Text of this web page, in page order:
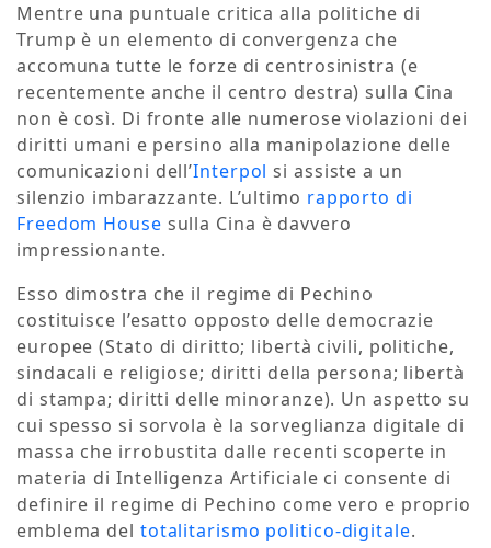
Mentre una puntuale critica alla politiche di
Trump è un elemento di convergenza che
accomuna tutte le forze di centrosinistra (e
recentemente anche il centro destra) sulla Cina
non è così. Di fronte alle numerose violazioni dei
diritti umani e persino alla manipolazione delle
comunicazioni dell’Interpol si assiste a un
silenzio imbarazzante. L’ultimo rapporto di
Freedom House sulla Cina è davvero
impressionante.
Esso dimostra che il regime di Pechino
costituisce l’esatto opposto delle democrazie
europee (Stato di diritto; libertà civili, politiche,
sindacali e religiose; diritti della persona; libertà
di stampa; diritti delle minoranze). Un aspetto su
cui spesso si sorvola è la sorveglianza digitale di
massa che irrobustita dalle recenti scoperte in
materia di Intelligenza Artificiale ci consente di
definire il regime di Pechino come vero e proprio
emblema del totalitarismo politico-digitale.